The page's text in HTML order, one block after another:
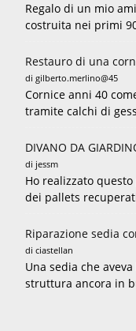
Regalo di un mio
costruita nei primi
Restauro di una
di gilberto.merlino@45
Cornice anni 40
tramite calchi di
DIVANO DA
di jessm
Ho realizzato
dei pallets
Riparazione sedia
di ciastellan
Una sedia che
struttura ancora in